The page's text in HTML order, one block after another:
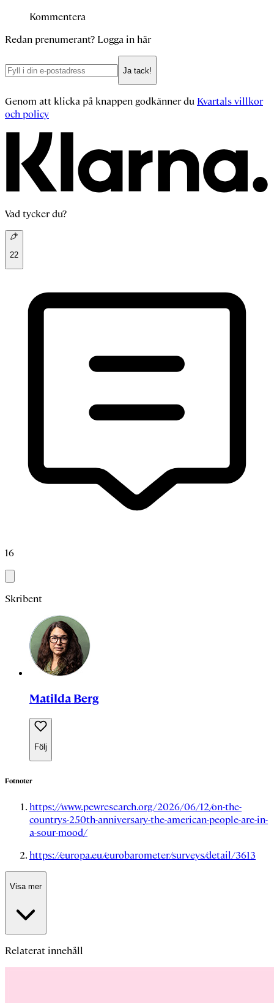
Kommentera
Redan prenumerant? Logga in här
Ja tack!
Genom att klicka på knappen godkänner du Kvartals villkor
och policy
Vad tycker du?
22
16
Skribent
Matilda Berg
Följ
Fotnoter
https://www.pewresearch.org/2026/06/12/on-the-
countrys-250th-anniversary-the-american-people-are-in-
a-sour-mood/
https://europa.eu/eurobarometer/surveys/detail/3613
Visa mer
Relaterat innehåll